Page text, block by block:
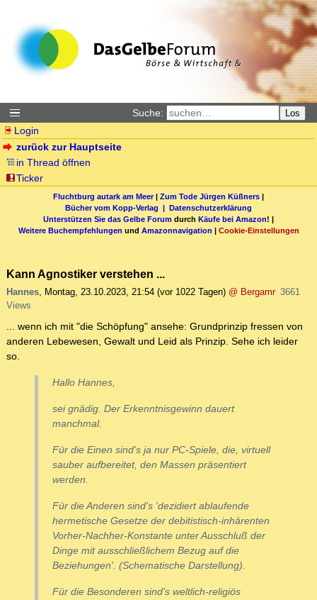
Suche: Los
Login
zurück zur Hauptseite
in Thread öffnen
Ticker
Fluchtburg autark am Meer| Zum Tode Jürgen Küßners |
Bücher vom Kopp-Verlag | Datenschutzerklärung
Unterstützen Sie das Gelbe Forum durch Käufe bei Amazon! |
Weitere Buchempfehlungen und Amazonnavigation | Cookie-Einstellungen
Kann Agnostiker verstehen ...
Hannes, Montag, 23.10.2023, 21:54 (vor 1022 Tagen) @ Bergamr 3661
Views
... wenn ich mit "die Schöpfung" ansehe: Grundprinzip fressen von
anderen Lebewesen, Gewalt und Leid als Prinzip. Sehe ich leider
so.
Hallo Hannes,
sei gnädig. Der Erkenntnisgewinn dauert
manchmal.
Für die Einen sind's ja nur PC-Spiele, die, virtuell
sauber aufbereitet, den Massen präsentiert
werden.
Für die Anderen sind's 'dezidiert ablaufende
hermetische Gesetze der debitistisch-inhärenten
Vorher-Nachher-Konstante unter Ausschluß der
Dinge mit ausschließlichem Bezug auf die
Beziehungen'. (Schematische Darstellung).
Für die Besonderen sind's weltlich-religiös